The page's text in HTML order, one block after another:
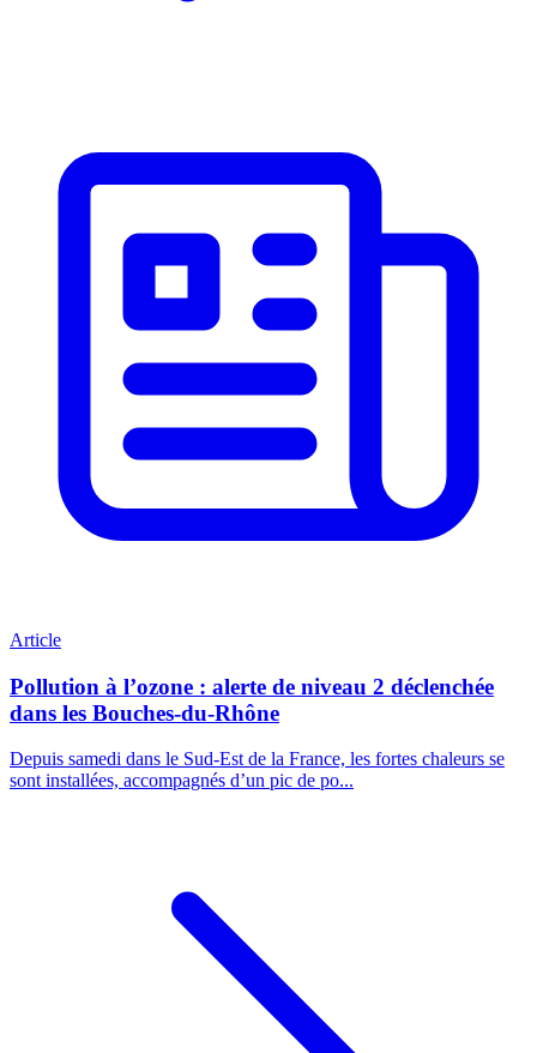
Article
Pollution à l’ozone : alerte de niveau 2 déclenchée
dans les Bouches-du-Rhône
Depuis samedi dans le Sud-Est de la France, les fortes chaleurs se
sont installées, accompagnés d’un pic de po...